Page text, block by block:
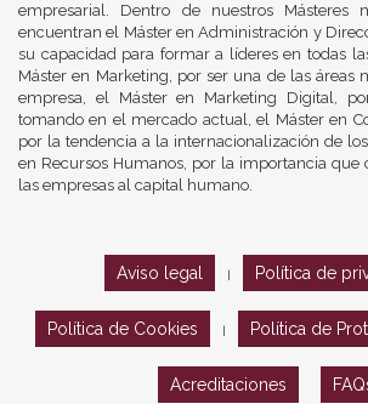
empresarial. Dentro de nuestros Másteres
encuentran el Máster en Administración y
su capacidad para formar a líderes en todas
Máster en Marketing, por ser una de las áreas
empresa, el Máster en Marketing Digital,
tomando en el mercado actual, el Máster en
por la tendencia a la internacionalización de
en Recursos Humanos, por la importancia que
las empresas al capital humano.
Aviso legal Política de
Política de Cookies Política de
Acreditaciones